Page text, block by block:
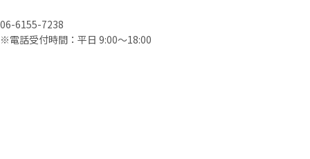
06-6155-7238
※電話受付時間：平日 9:00〜18:00